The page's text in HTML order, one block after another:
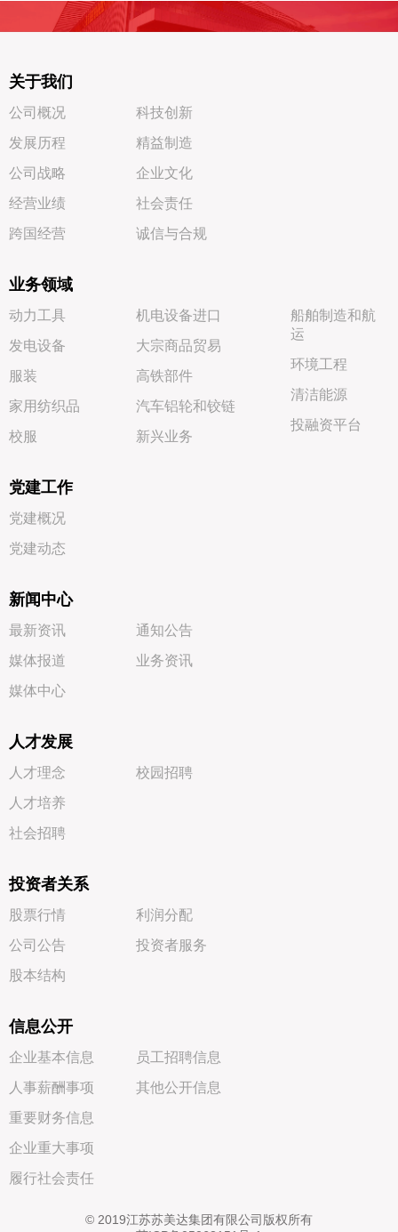
关于我们
公司概况
发展历程
公司战略
经营业绩
跨国经营
科技创新
精益制造
企业文化
社会责任
诚信与合规
业务领域
动力工具
发电设备
服装
家用纺织品
校服
机电设备进口
大宗商品贸易
高铁部件
汽车铝轮和铰链
新兴业务
船舶制造和航
运
环境工程
清洁能源
投融资平台
党建工作
党建概况
党建动态
新闻中心
最新资讯
媒体报道
媒体中心
通知公告
业务资讯
人才发展
人才理念
人才培养
社会招聘
校园招聘
投资者关系
股票行情
公司公告
股本结构
利润分配
投资者服务
信息公开
企业基本信息
人事薪酬事项
重要财务信息
企业重大事项
履行社会责任
员工招聘信息
其他公开信息
© 2019江苏苏美达集团有限公司版权所有